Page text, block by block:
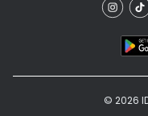
© 2026